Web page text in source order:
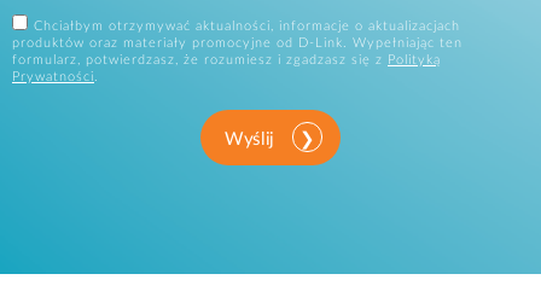
Chciałbym otrzymywać aktualności, informacje o aktualizacjach
produktów oraz materiały promocyjne od D-Link. Wypełniając ten
formularz, potwierdzasz, że rozumiesz i zgadzasz się z
Polityką
Prywatności.
Wyślij